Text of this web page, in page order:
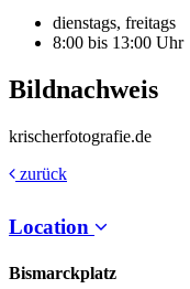
dienstags, freitags
8:00 bis 13:00 Uhr
Bildnachweis
krischerfotografie.de
zurück
Location
Bismarckplatz